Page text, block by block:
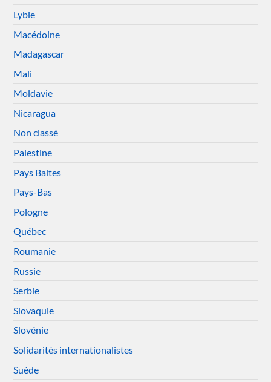
Lybie
Macédoine
Madagascar
Mali
Moldavie
Nicaragua
Non classé
Palestine
Pays Baltes
Pays-Bas
Pologne
Québec
Roumanie
Russie
Serbie
Slovaquie
Slovénie
Solidarités internationalistes
Suède